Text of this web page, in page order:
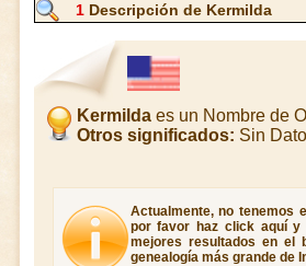
1 Descripción de Kermilda
Kermildaes un Nombre de
Otros significados: Sin
Actualmente, no tenemos
por favor haz click aquí y
mejores resultados en el
genealogía más grande de